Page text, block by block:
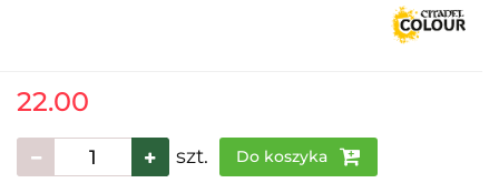
22.00
szt. Do koszyka